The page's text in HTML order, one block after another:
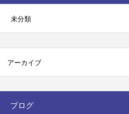
未分類
アーカイブ
ブログ